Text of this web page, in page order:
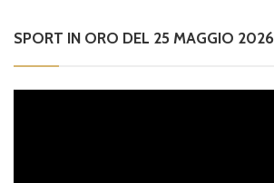
SPORT IN ORO DEL 25 MAGGIO 2026